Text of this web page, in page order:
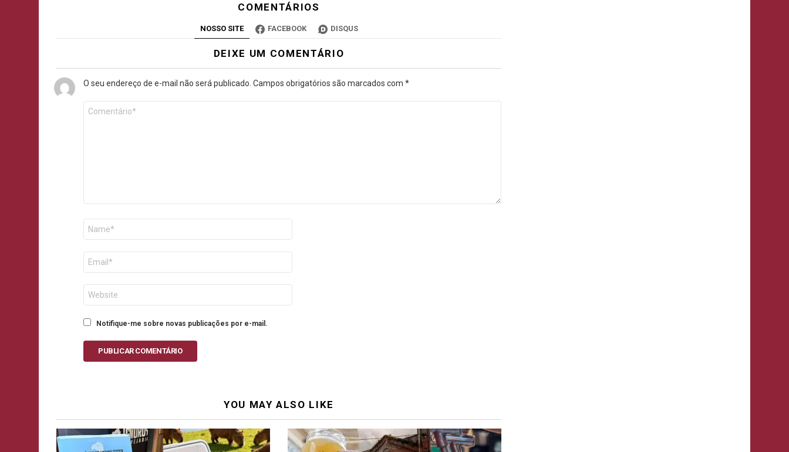
COMENTÁRIOS
NOSSO SITE FACEBOOK DISQUS
DEIXE UM COMENTÁRIO
O seu endereço de e-mail não será publicado. Campos obrigatórios são marcados com *
mail
Notifique-me sobre novas publicações por e-mail.
PUBLICAR COMENTÁRIO
YOU MAY ALSO LIKE